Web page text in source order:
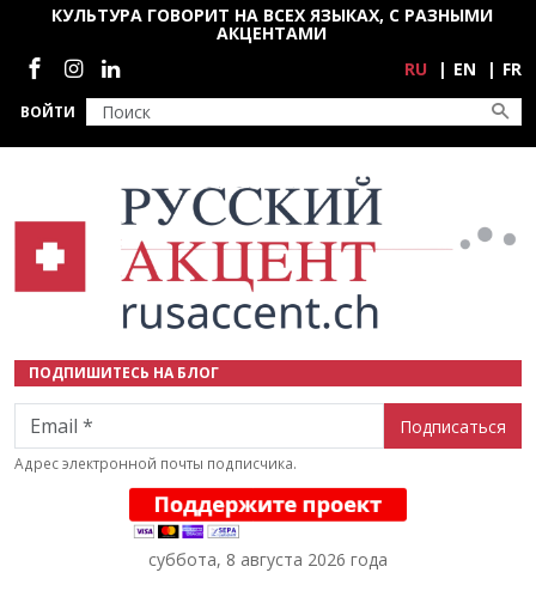
Перейти к основному содержанию
ВОЙТИ
КУЛЬТУРА ГОВОРИТ НА ВСЕХ ЯЗЫКАХ, С РАЗНЫМИ
АКЦЕНТАМИ
Социальные сети
RU EN FR
ПОДПИШИТЕСЬ НА БЛОГ
Email
Адрес электронной почты подписчика.
суббота, 8 августа 2026 года